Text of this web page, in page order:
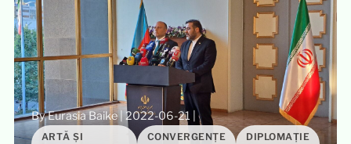
By Eurasia Baike|2022-06-21
ARTĂ ȘI
CONVERGENȚE DIPLOMAȚIE